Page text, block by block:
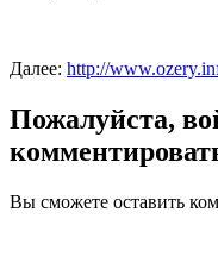
Далее: http://
Пожалуйста,
Вы сможете оставить